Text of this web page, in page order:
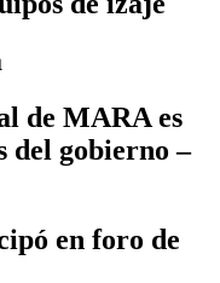
de MARA es
del gobierno –
en foro de